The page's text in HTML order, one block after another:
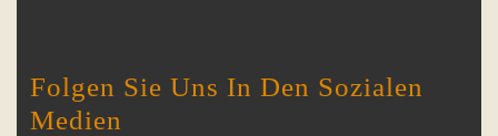
Folgen Sie Uns In Den Sozialen
Medien